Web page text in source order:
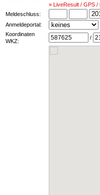
» LiveResult / GPS /
Meldeschluss:
Anmeldeportal:
Koordinaten
WKZ:
/